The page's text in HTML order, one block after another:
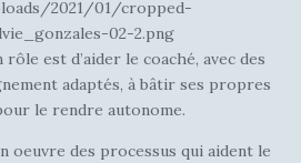
est d’aider le coaché, avec des
adaptés, à bâtir ses propres
le rendre autonome.
oeuvre des processus qui aident le